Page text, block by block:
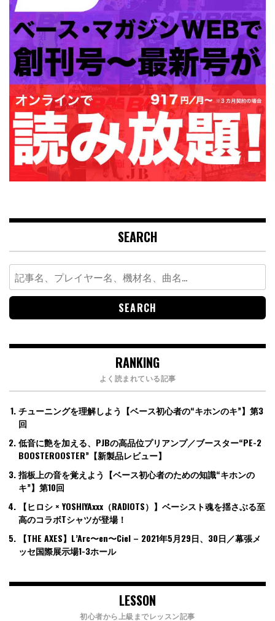
SEARCH
Search
for:
RANKING
よく読まれている記事
チューニングを理解しよう【ベース初心者の“キホンのキ”】第3
回
低音に艶を加える、PJBの高品位プリアンプ／ブースター“PE-2
BOOSTEROOSTER”【新製品レビュー】
指板上の音を覚えよう【ベース初心者のための知識“キホンの
キ”】第10回
【ヒロシ × YOSHIYAxxx（RADIOTS）】ベーシスト魂を揺さぶる至
高のコラボTシャツが登場！
【THE AXES】L’Arc〜en〜Ciel – 2021年5月29日、30日／幕張メ
ッセ国際展示場1-3ホール
LESSON
初心者から上級までレッスン記事